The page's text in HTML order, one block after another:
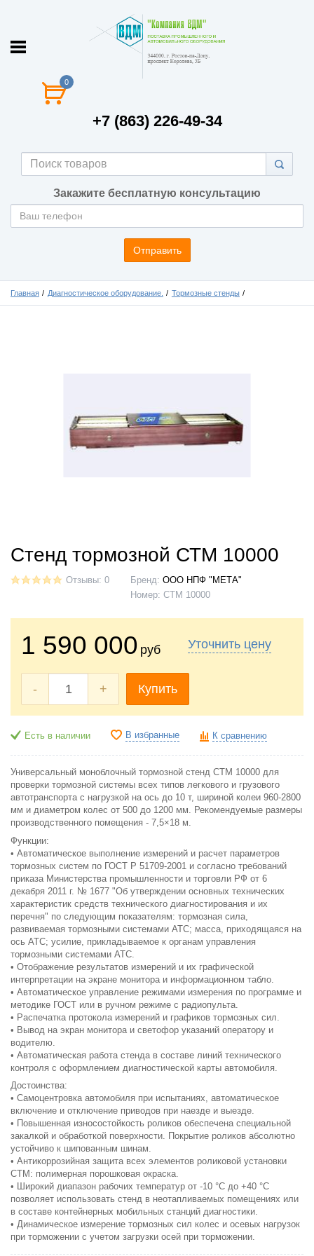
0
+7 (863) 226-49-34
Закажите бесплатную консультацию
Отправить
Главная Диагностическое оборудование. Тормозные стенды
Стенд тормозной СТМ 10000
Отзывы: 0 Бренд: ООО НПФ "МЕТА"
Номер: СТМ 10000
1 590 000 руб
- + Купить
Уточнить цену
Есть в наличии В избранные К сравнению
Универсальный моноблочный тормозной стенд СТМ 10000 для
проверки тормозной системы всех типов легкового и грузового
автотранспорта с нагрузкой на ось до 10 т, шириной колеи 960-2800
мм и диаметром колес от 500 до 1200 мм. Рекомендуемые размеры
производственного помещения - 7,5×18 м.
Функции:
• Автоматическое выполнение измерений и расчет параметров
тормозных систем по ГОСТ Р 51709-2001 и согласно требований
приказа Министерства промышленности и торговли РФ от 6
декабря 2011 г. № 1677 "Об утверждении основных технических
характеристик средств технического диагностирования и их
перечня" по следующим показателям: тормозная сила,
развиваемая тормозными системами АТС; масса, приходящаяся на
ось АТС; усилие, прикладываемое к органам управления
тормозными системами АТС.
• Отображение результатов измерений и их графической
интерпретации на экране монитора и информационном табло.
• Автоматическое управление режимами измерения по программе и
методике ГОСТ или в ручном режиме с радиопульта.
• Распечатка протокола измерений и графиков тормозных сил.
• Вывод на экран монитора и светофор указаний оператору и
водителю.
• Автоматическая работа стенда в составе линий технического
контроля с оформлением диагностической карты автомобиля.
Достоинства:
• Самоцентровка автомобиля при испытаниях, автоматическое
включение и отключение приводов при наезде и выезде.
• Повышенная износостойкость роликов обеспечена специальной
закалкой и обработкой поверхности. Покрытие роликов абсолютно
устойчиво к шипованным шинам.
• Антикоррозийная защита всех элементов роликовой установки
СТМ: полимерная порошковая окраска.
• Широкий диапазон рабочих температур от -10 °С до +40 °С
позволяет использовать стенд в неотапливаемых помещениях или
в составе контейнерных мобильных станций диагностики.
• Динамическое измерение тормозных сил колес и осевых нагрузок
при торможении с учетом загрузки осей при торможении.